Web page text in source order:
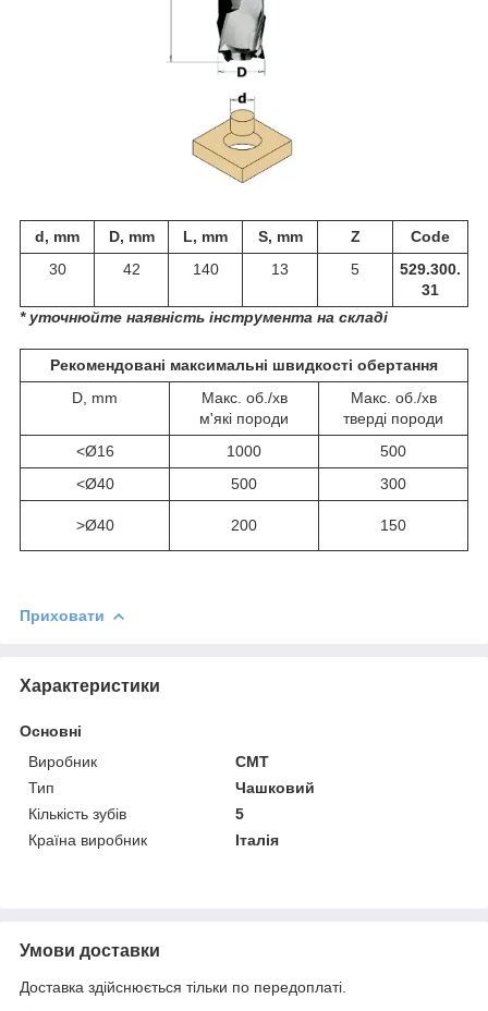
d, mm D, mm L, mm S, mm Z
Code
30
42 140 13 5
529.300.
31
* уточнюйте наявність інструмента на складі
Рекомендовані максимальні швидкості обертання
D, mm
Макс. об./хв
м'які породи
Макс. об./хв
тверді породи
<Ø16
1000
500
<Ø40
500 300
>Ø40 200 150
Приховати
Характеристики
Основні
Виробник
СМТ
Тип
Чашковий
Кількість зубів
5
Країна виробник
Італія
Умови доставки
Доставка здійснюється тільки по передоплаті.